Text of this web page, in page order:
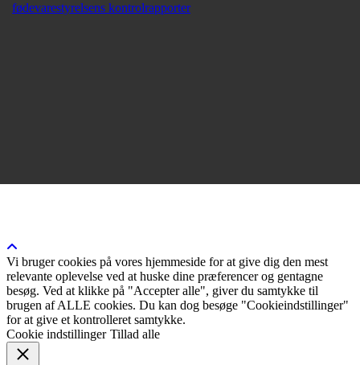
fødevarestyrelsens kontrolrapporter
Vi bruger cookies på vores hjemmeside for at give dig den mest
relevante oplevelse ved at huske dine præferencer og gentagne
besøg. Ved at klikke på "Accepter alle", giver du samtykke til
brugen af ALLE cookies. Du kan dog besøge "Cookieindstillinger"
for at give et kontrolleret samtykke.
Cookie indstillinger Tillad alle